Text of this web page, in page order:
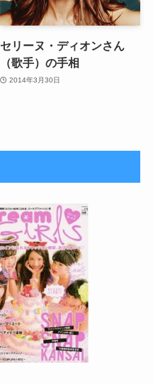
セリーヌ・ディオンさん
（歌手）の手相
2014年3月30日